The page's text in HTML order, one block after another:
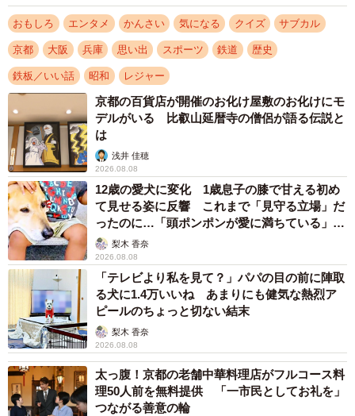
おもしろ エンタメ かんさい 気になる クイズ サブカル
京都 大阪 兵庫 思い出 スポーツ 鉄道 歴史
鉄板／いい話 昭和 レジャー
京都の百貨店が開催のお化け屋敷のお化けにモ
デルがいる 比叡山延暦寺の僧侶が語る伝説と
は
浅井 佳穂
2026.08.08
12歳の愛犬に変化 1歳息子の膝で甘える初め
て見せる姿に反響 これまで「見守る立場」だ
ったのに…「頭ポンポンが愛に満ちている」
「尊…」
梨木 香奈
2026.08.08
「テレビより私を見て？」パパの目の前に陣取
る犬に1.4万いいね あまりにも健気な熱烈ア
ピールのちょっと切ない結末
梨木 香奈
2026.08.08
太っ腹！京都の老舗中華料理店がフルコース料
理50人前を無料提供 「一市民としてお礼を」
つながる善意の輪